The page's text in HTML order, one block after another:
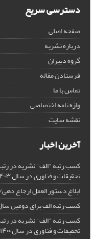
دسترسی سریع
صفحه اصلی
درباره نشریه
گروه دبیران
فرستادن مقاله
تماس با ما
واژه نامه اختصاصی
نقشه سایت
آخرین اخبار
کسب رتبه "الف" نشریه در
تحقیقات و فناوری در سال ۱۴۰۳
ابلاغ دستور العمل ارجاع دهی/
کسب رتبه الف برای دومین
کسب رتبه "الف" نشریه در
تحقیقات و فناوری در سال ۱۴۰۰